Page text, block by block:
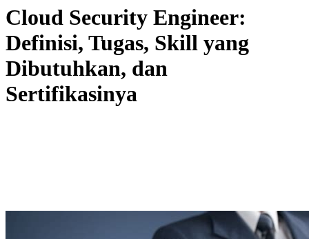
Cloud Security Engineer:
Definisi, Tugas, Skill yang
Dibutuhkan, dan
Sertifikasinya